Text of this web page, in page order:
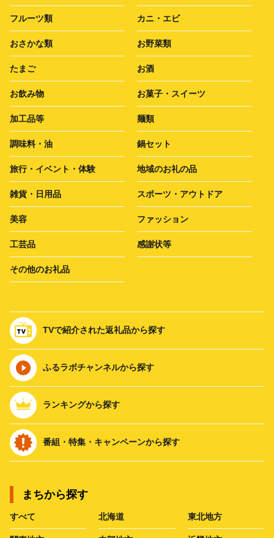
フルーツ類 カニ・エビ
おさかな類 お野菜類
たまご お酒
お飲み物 お菓子・スイーツ
加工品等 麺類
調味料・油 鍋セット
旅行・イベント・体験 地域のお礼の品
雑貨・日用品 スポーツ・アウトドア
美容 ファッション
工芸品 感謝状等
その他のお礼品
TVで紹介された返礼品から探す
ふるラボチャンネルから探す
ランキングから探す
番組・特集・キャンペーンから探す
まちから探す
すべて 北海道 東北地方